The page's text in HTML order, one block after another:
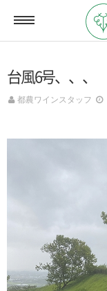
ONLINE SHOP
NEWSLETTERS
CONTACT
台風6号、、、
都農ワインスタッフ